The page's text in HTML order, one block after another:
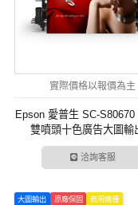
實際價格以報價為主
Epson 愛普生 SC-S80670
雙噴頭十色廣告大圖輸
洽詢客服
大圖輸出 原廠保固 商用機種